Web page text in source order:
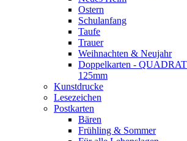
Ostern
Schulanfang
Taufe
Trauer
Weihnachten & Neujahr
Doppelkarten -
125mm
Kunstdrucke
Lesezeichen
Postkarten
Bären
Frühling & Sommer